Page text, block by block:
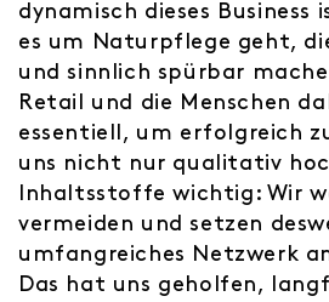
dynamisch dieses Business
es um Naturpflege geht,
und sinnlich spürbar
Retail und die Menschen
essentiell, um erfolgreich
uns nicht nur qualitativ
Inhaltsstoffe wichtig: Wir
vermeiden und setzen
umfangreiches Netzwerk
Das hat uns geholfen,